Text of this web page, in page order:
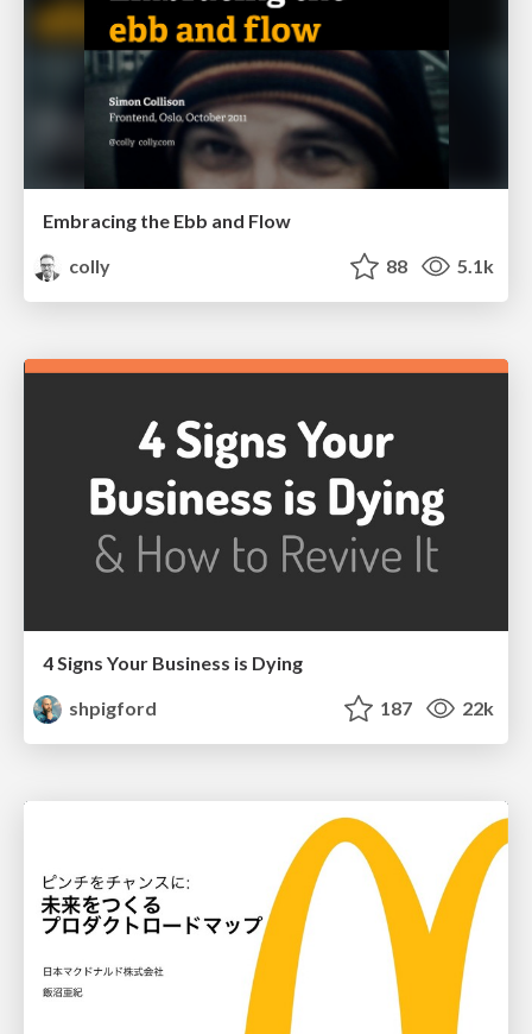
Embracing the Ebb and Flow
colly
88 5.1k
4 Signs Your Business is Dying
shpigford
187 22k